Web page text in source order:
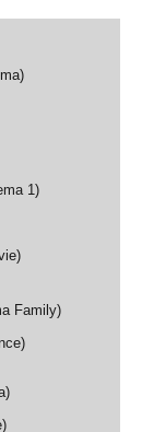
)
1)
)
Family)
)
)
)